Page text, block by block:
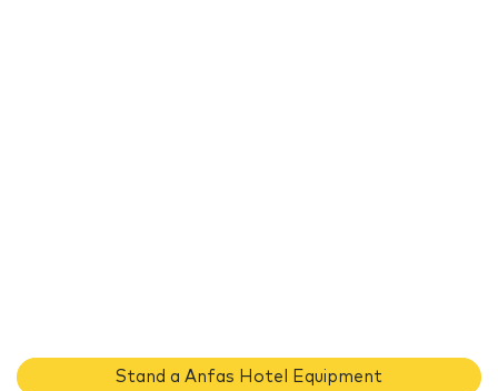
Stand a Anfas Hotel Equipment